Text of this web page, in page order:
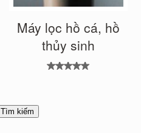
Máy lọc hồ cá, hồ
thủy sinh
Tìm kiếm